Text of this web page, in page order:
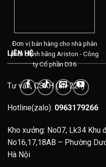
Đơn vị bán hàng cho nhà phân
phối chính hãng Ariston - Công
ty Cổ phần D36
LIÊN HỆ
Tư vấn, CSKH (8h-22h)
Hotline(zalo): 0963179266
Kho xưởng: No07, Lk34 Khu
No16,17,18AB – Phường
Hà Nội